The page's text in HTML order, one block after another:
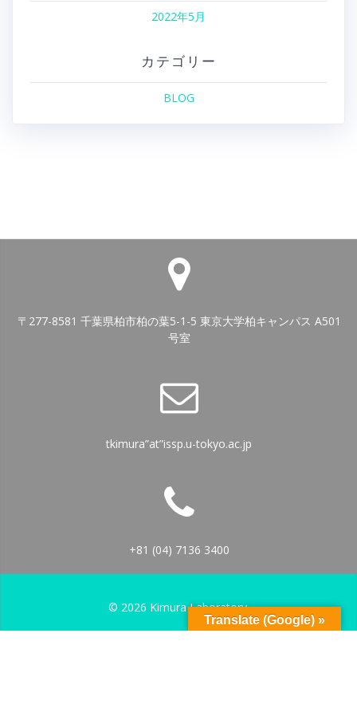
2022年5月
カテゴリー
BLOG
〒277-8581 千葉県柏市柏の葉5-1-5 東京大学柏キャンパス A501
号室
tkimura”at”issp.u-tokyo.ac.jp
+81 (04) 7136 3400
© 2026 Kimura Laboratory.
Translate (Google) »